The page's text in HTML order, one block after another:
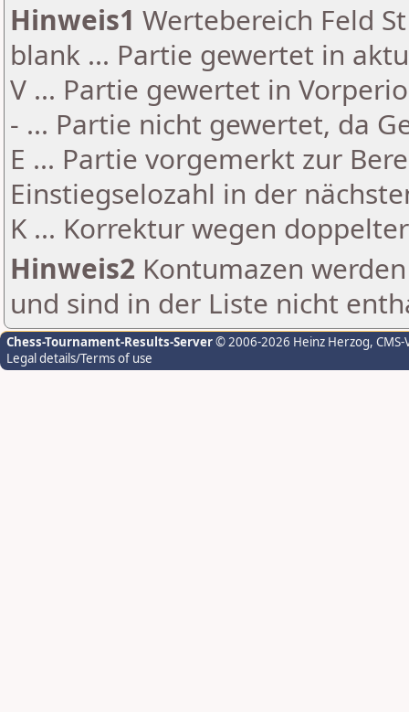
Hinweis1 Wertebereich Feld
blank ... Partie gewertet in
V ... Partie gewertet in
- ... Partie nicht gewertet, da
E ... Partie vorgemerkt zur
Einstiegselozahl in der
K ... Korrektur wegen
Hinweis2 Kontumazen
und sind in der Liste nicht
Chess-Tournament-Results-Server© 2006-2026 Heinz Herzog,
Legal details/Terms of use